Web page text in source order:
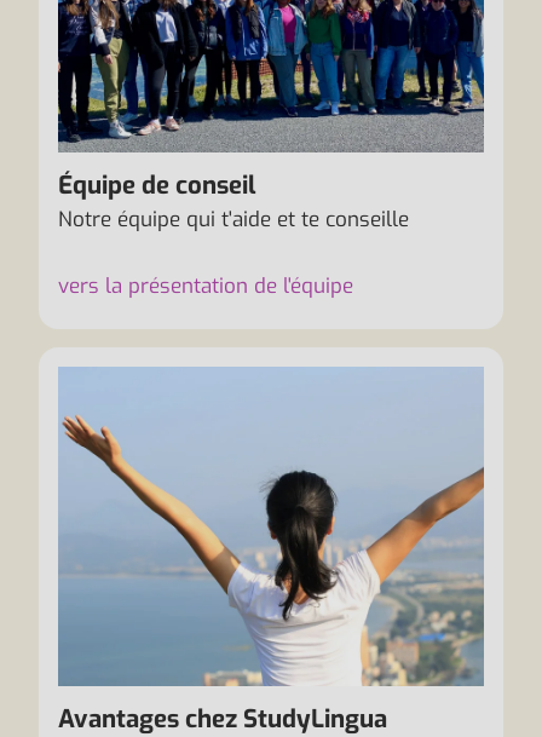
Équipe de conseil
Notre équipe qui t'aide et te conseille
vers la présentation de l'équipe
Avantages chez StudyLingua